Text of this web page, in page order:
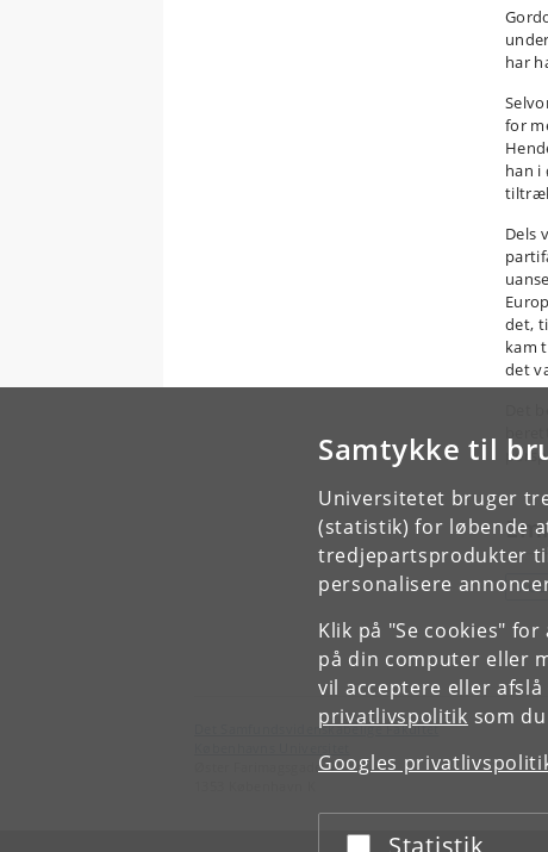
Samtykke til
Universitetet bruger
(statistik) for løbende
tredjepartsprodukter
personalisere
Klik på "Se cookies"
på din computer eller
vil acceptere eller
privatlivspolitik som
Googles
Acceptér eller afslå
Statistik
har
for
han i
Dels
det,
kam
det
Det Samfundsvidenskabelige Fakultet
Øster Farimagsgade 5